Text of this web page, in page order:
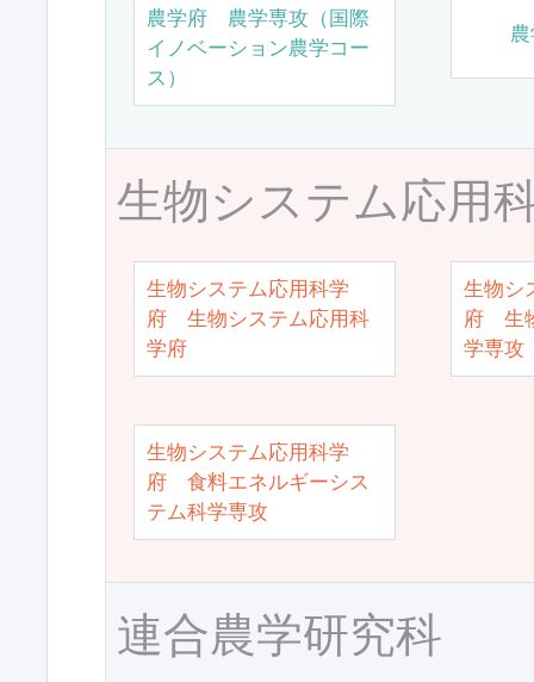
農学府 農学専攻（国際
イノベーション農学コー
ス）
生物システム応用
生物システム応用科学
府 生物システム応用科
学府
生物シ
府 生
学専攻
生物システム応用科学
府 食料エネルギーシス
テム科学専攻
連合農学研究科